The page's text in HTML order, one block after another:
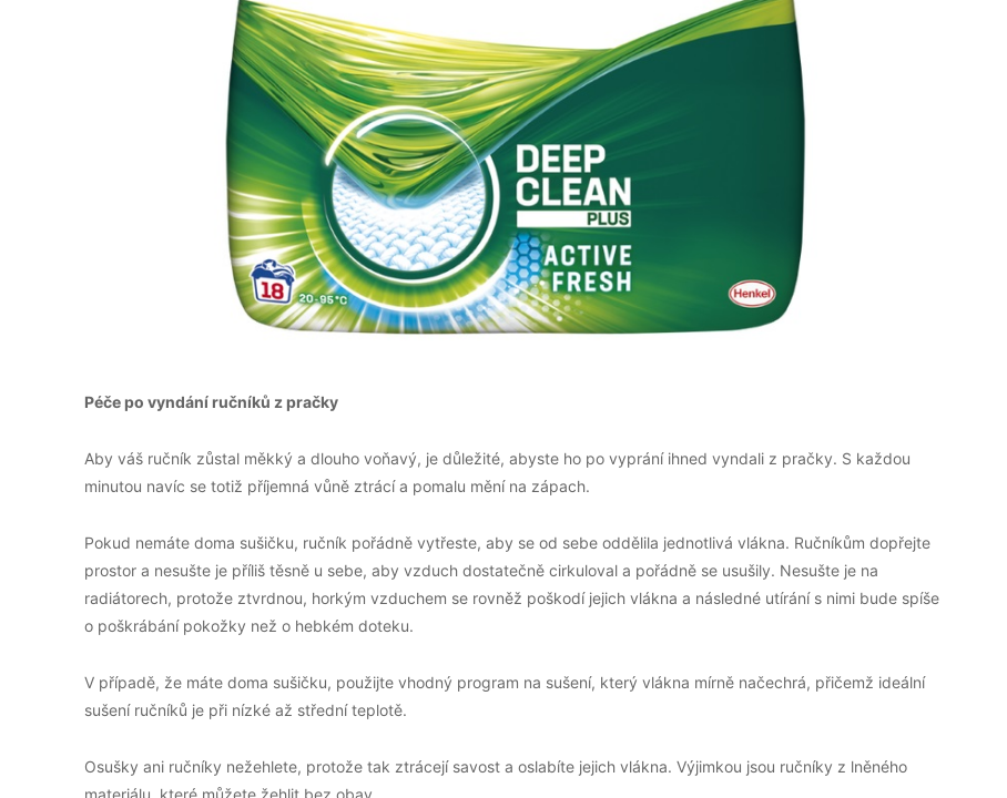
Péče po vyndání ručníků z pračky
Aby váš ručník zůstal měkký a dlouho voňavý, je důležité, abyste ho po vyprání ihned vyndali z pračky. S každou
minutou navíc se totiž příjemná vůně ztrácí a pomalu mění na zápach.
Pokud nemáte doma sušičku, ručník pořádně vytřeste, aby se od sebe oddělila jednotlivá vlákna. Ručníkům dopřejte
prostor a nesušte je příliš těsně u sebe, aby vzduch dostatečně cirkuloval a pořádně se usušily. Nesušte je na
radiátorech, protože ztvrdnou, horkým vzduchem se rovněž poškodí jejich vlákna a následné utírání s nimi bude spíše
o poškrábání pokožky než o hebkém doteku.
V případě, že máte doma sušičku, použijte vhodný program na sušení, který vlákna mírně načechrá, přičemž ideální
sušení ručníků je při nízké až střední teplotě.
Osušky ani ručníky nežehlete, protože tak ztrácejí savost a oslabíte jejich vlákna. Výjimkou jsou ručníky z lněného
materiálu, které můžete žehlit bez obav.